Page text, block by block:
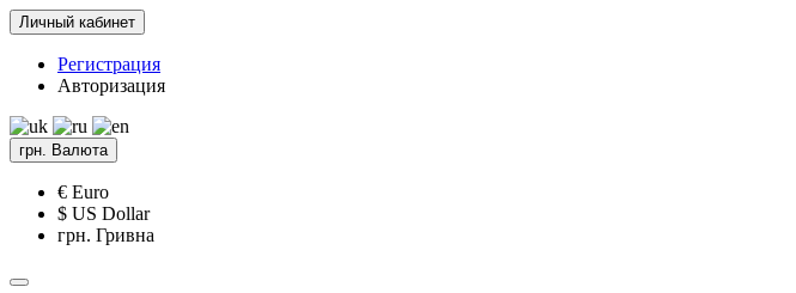
Личный кабинет
Регистрация
Авторизация
грн. Валюта
€ Euro
$ US Dollar
грн. Гривна